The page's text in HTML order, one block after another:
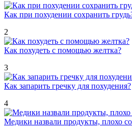
Как при похудении сохранить
2
Как похудеть с помощью желтка?
3
Как запарить гречку для похудения?
4
Медики назвали продукты, плохо